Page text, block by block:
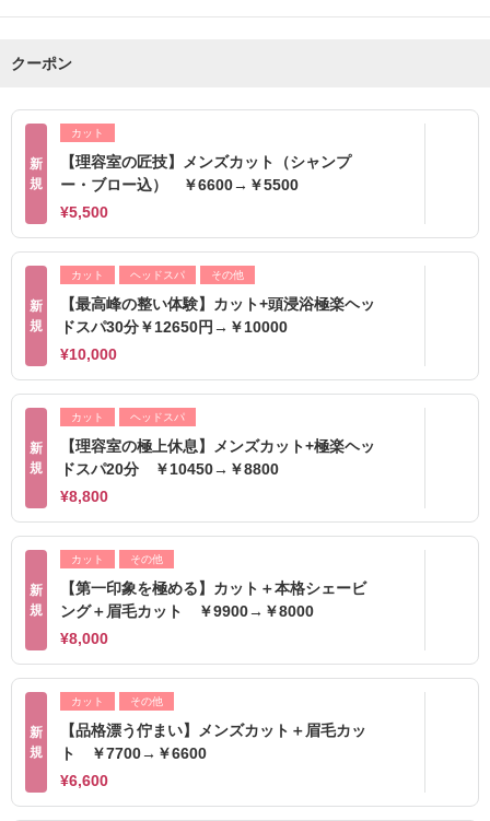
クーポン
新
規
カット
【理容室の匠技】メンズカット（シャンプ
ー・ブロー込） ￥6600→￥5500
¥5,500
新
規
カット ヘッドスパ その他
【最高峰の整い体験】カット+頭浸浴極楽ヘッ
ドスパ30分￥12650円→￥10000
¥10,000
新
規
カット ヘッドスパ
【理容室の極上休息】メンズカット+極楽ヘッ
ドスパ20分 ￥10450→￥8800
¥8,800
新
規
カット その他
【第一印象を極める】カット＋本格シェービ
ング＋眉毛カット ￥9900→￥8000
¥8,000
新
規
カット その他
【品格漂う佇まい】メンズカット＋眉毛カッ
ト ￥7700→￥6600
¥6,600